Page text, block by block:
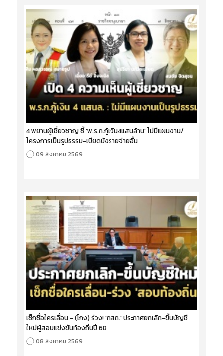
4 พยานผู้เชี่ยวชาญ ชี้ 'พ.ร.ก.กู้เงิน4แสนล้าน' ไม่มีแผนงาน/
โครงการเป็นรูปธรรม-เบียดบังรายจ่ายอื่น
09 สิงหาคม 2569
เช็กชื่อใครเลื่อน - (โกง) ร่วง! 'กสถ.' ประกาศยกเลิก-ขึ้นบัญชี
ใหม่ผู้สอบแข่งขันท้องถิ่นปี 68
08 สิงหาคม 2569